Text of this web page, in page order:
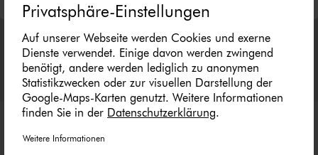
Privatsphäre-Einstellungen
Auf unserer Webseite werden Cookies und exerne
Dienste verwendet. Einige davon werden zwingend
benötigt, andere werden lediglich zu anonymen
Statistikzwecken oder zur visuellen Darstellung der
Google-Maps-Karten genutzt. Weitere Informationen
finden Sie in der Datenschutzerklärung.
Weitere Informationen